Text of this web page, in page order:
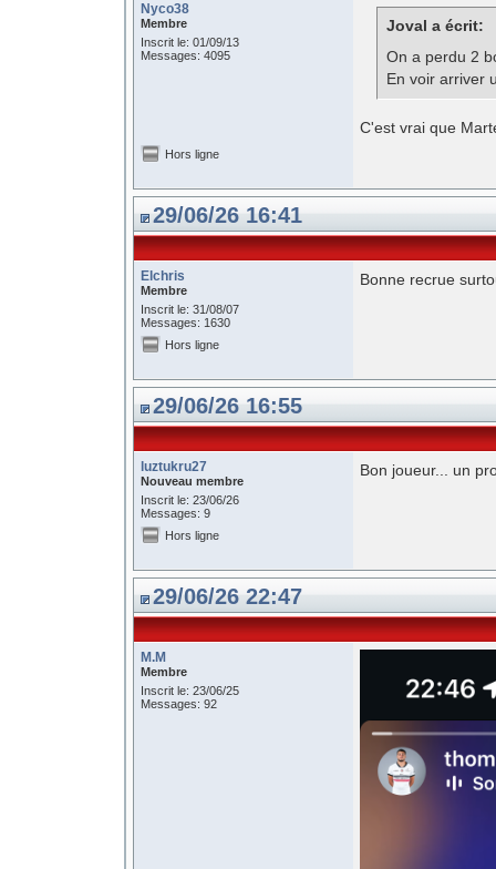
Nyco38
Membre
Inscrit le: 01/09/13
Messages: 4095
Joval a écrit:
On a perdu 2
En voir arriver
C'est vrai que
Hors ligne
29/06/26 16:41
Elchris
Membre
Inscrit le: 31/08/07
Messages: 1630
Bonne recrue
Hors ligne
29/06/26 16:55
luztukru27
Nouveau membre
Inscrit le: 23/06/26
Messages: 9
Bon joueur... un
Hors ligne
29/06/26 22:47
M.M
Membre
Inscrit le: 23/06/25
Messages: 92